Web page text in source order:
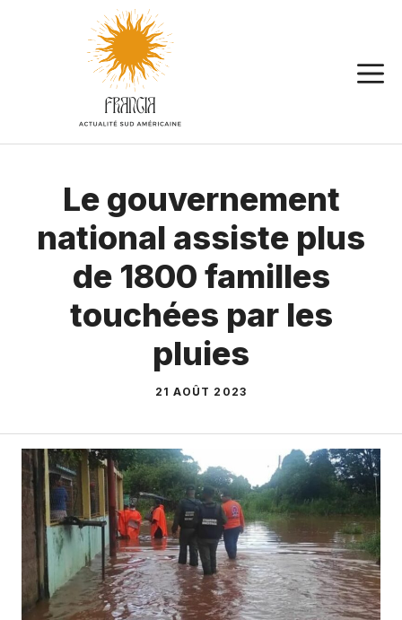
Le gouvernement
national assiste plus
de 1800 familles
touchées par les
pluies
21 AOÛT 2023